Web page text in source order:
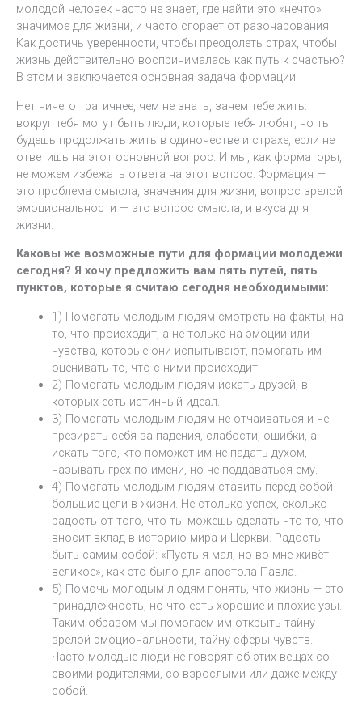
молодой человек часто не знает, где найти это «нечто»
значимое для жизни, и часто сгорает от разочарования.
Как достичь уверенности, чтобы преодолеть страх, чтобы
жизнь действительно воспринималась как путь к счастью?
В этом и заключается основная задача формации.
Нет ничего трагичнее, чем не знать, зачем тебе жить:
вокруг тебя могут быть люди, которые тебя любят, но ты
будешь продолжать жить в одиночестве и страхе, если не
ответишь на этот основной вопрос. И мы, как форматоры,
не можем избежать ответа на этот вопрос. Формация —
это проблема смысла, значения для жизни, вопрос зрелой
эмоциональности — это вопрос смысла, и вкуса для
жизни.
Каковы же возможные пути для формации молодежи
сегодня? Я хочу предложить вам пять путей, пять
пунктов, которые я считаю сегодня необходимыми:
1) Помогать молодым людям смотреть на факты, на
то, что происходит, а не только на эмоции или
чувства, которые они испытывают, помогать им
оценивать то, что с ними происходит.
2) Помогать молодым людям искать друзей, в
которых есть истинный идеал.
3) Помогать молодым людям не отчаиваться и не
презирать себя за падения, слабости, ошибки, а
искать того, кто поможет им не падать духом,
называть грех по имени, но не поддаваться ему.
4) Помогать молодым людям ставить перед собой
большие цели в жизни. Не столько успех, сколько
радость от того, что ты можешь сделать что-то, что
вносит вклад в историю мира и Церкви. Радость
быть самим собой: «Пусть я мал, но во мне живёт
великое», как это было для апостола Павла.
5) Помочь молодым людям понять, что жизнь — это
принадлежность, но что есть хорошие и плохие узы.
Таким образом мы помогаем им открыть тайну
зрелой эмоциональности, тайну сферы чувств.
Часто молодые люди не говорят об этих вещах со
своими родителями, со взрослыми или даже между
собой.